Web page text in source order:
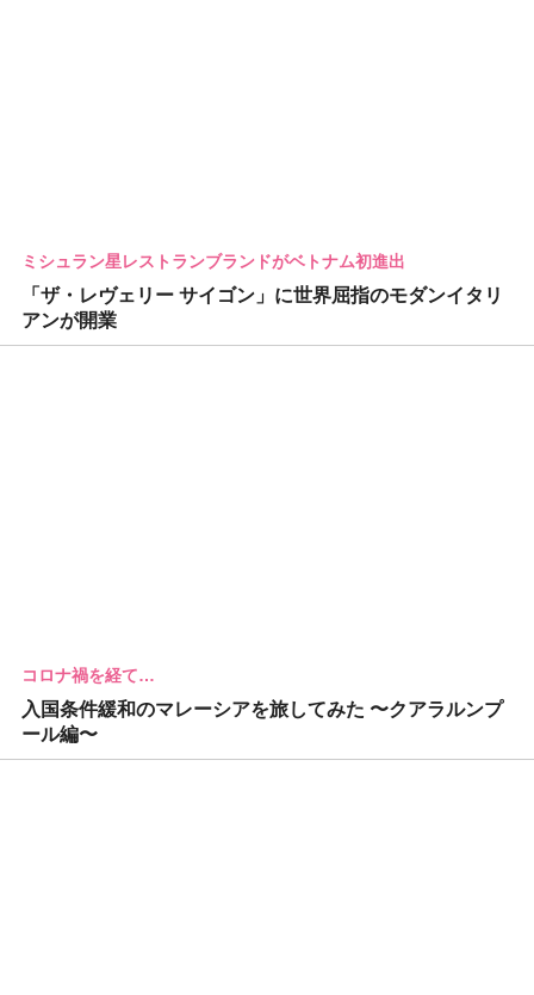
ミシュラン星レストランブランドがベトナム初進出
「ザ・レヴェリー サイゴン」に世界屈指のモダンイタリ
アンが開業
コロナ禍を経て…
入国条件緩和のマレーシアを旅してみた 〜クアラルンプ
ール編〜